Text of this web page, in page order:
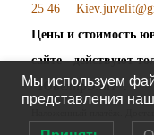
25 46
Цены и стоимость
сайте - действуют
"ЮвелирЭлит".
Мы используем
представления